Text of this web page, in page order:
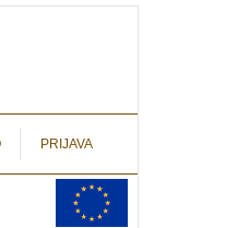
PRIJAVA